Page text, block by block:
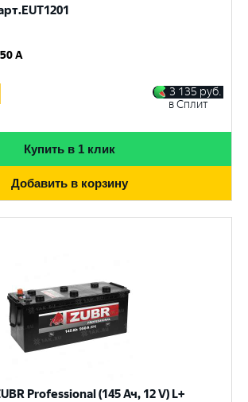
A
3 135 руб.
в Сплит
Купить в 1 клик
Добавить в корзину
Professional (145 Ач, 12 V) L+